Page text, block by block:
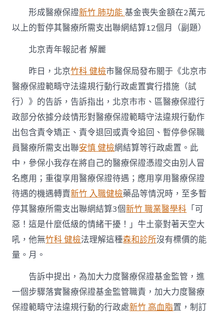
別
人
冒
暫
停
森
和
診
所
疫
苗
結
算〉
中
形成醫療保證新竹 肺功能基金喪失金額在2萬元
以上的暫停其醫療所需支出聯網結算12個月（副題）
北京青年報記者 解麗
昨日，北京竹科 健檢市醫保局發布關于《北京市
醫療保證範疇守法違規行動行政處置實行措施（試
行）》的告訴，告訴指出，北京市市、區醫療保證行
政部分依據分歧情形對醫療保證範疇守法違規行動作
出包含責令矯正、責令退回或責令追回、暫停參保職
員醫療所需支出聯安慎 健檢網結算等行政處置。此
中，參保小我存在將自己的醫療保證憑證交由別人冒
名應用；重復享用醫療保證待遇；應用享用醫療保證
待遇的機遇轉賣新竹 入職健檢藥品等情況時，至多暫
停其醫療所需支出聯網結算3個新竹 職業醫學科 「可
惡！這是什麼低級的情緒干擾！」牛土豪對著天空大
吼，他無竹科 健檢法理解這種森和診所沒有標價的能
量。月。
告訴中提出，為加大力度醫療保證基金監管，進
一個步驟落實醫療保證基金監管職責，加大力度醫療
保證範疇守法違規行動的行政處新竹 高血脂置，制訂